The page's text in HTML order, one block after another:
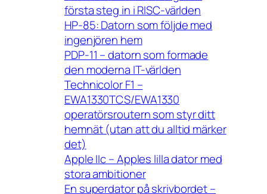
första steg in i RISC-världen
HP-85: Datorn som följde med
ingenjören hem
PDP-11 – datorn som formade
den moderna IT-världen
Technicolor F1 –
EWA1330TCS/EWA1330
operatörsroutern som styr ditt
hemnät (utan att du alltid märker
det)
Apple IIc – Apples lilla dator med
stora ambitioner
En superdator på skrivbordet –